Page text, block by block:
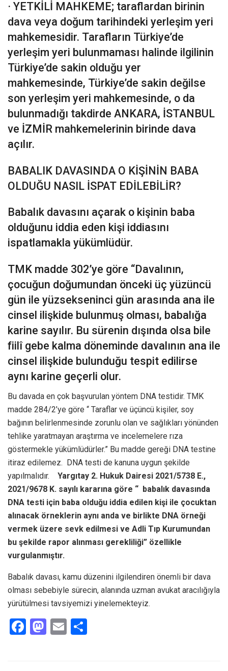
· YETKİLİ MAHKEME; taraflardan birinin
dava veya doğum tarihindeki yerleşim yeri
mahkemesidir. Tarafların Türkiye’de
yerleşim yeri bulunmaması halinde ilgilinin
Türkiye’de sakin olduğu yer
mahkemesinde, Türkiye’de sakin değilse
son yerleşim yeri mahkemesinde, o da
bulunmadığı takdirde ANKARA, İSTANBUL
ve İZMİR mahkemelerinin birinde dava
açılır.
BABALIK DAVASINDA O KİŞİNİN BABA
OLDUĞU NASIL İSPAT EDİLEBİLİR?
Babalık davasını açarak o kişinin baba
olduğunu iddia eden kişi iddiasını
ispatlamakla yükümlüdür.
TMK madde 302’ye göre “Davalının,
çocuğun doğumundan önceki üç yüzüncü
gün ile yüzsekseninci gün arasında ana ile
cinsel ilişkide bulunmuş olması, babalığa
karine sayılır. Bu sürenin dışında olsa bile
fiilî gebe kalma döneminde davalının ana ile
cinsel ilişkide bulunduğu tespit edilirse
aynı karine geçerli olur.
Bu davada en çok başvurulan yöntem DNA testidir. TMK
madde 284/2’ye göre “ Taraflar ve üçüncü kişiler, soy
bağının belirlenmesinde zorunlu olan ve sağlıkları yönünden
tehlike yaratmayan araştırma ve incelemelere rıza
göstermekle yükümlüdürler.” Bu madde gereği DNA testine
itiraz edilemez. DNA testi de kanuna uygun şekilde
yapılmalıdır.
Yargıtay 2. Hukuk Dairesi 2021/5738 E.,
2021/9678 K. sayılı kararına göre “ babalık davasında
DNA testi için baba olduğu iddia edilen kişi ile çocuktan
alınacak örneklerin aynı anda ve birlikte DNA örneği
vermek üzere sevk edilmesi ve Adli Tıp Kurumundan
bu şekilde rapor alınması gerekliliği” özellikle
vurgulanmıştır.
Babalık davası, kamu düzenini ilgilendiren önemli bir dava
olması sebebiyle sürecin, alanında uzman avukat aracılığıyla
yürütülmesi tavsiyemizi yinelemekteyiz.
F
M E